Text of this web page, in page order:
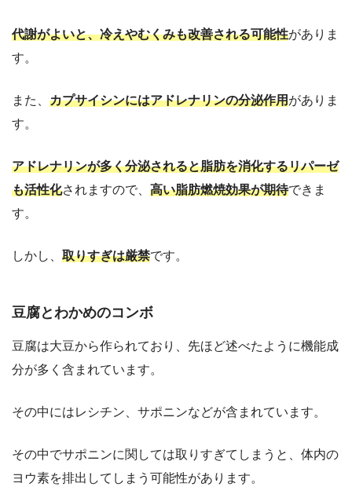
代謝がよいと、冷えやむくみも改善される可能性がありま
す。
また、 カプサイシンにはアドレナリンの分泌作用がありま
す。
アドレナリンが多く分泌されると脂肪を消化するリパーゼ
も活性化されますので、 高い脂肪燃焼効果が期待できま
す。
しかし、 取りすぎは厳禁です。
豆腐とわかめのコンボ
豆腐は大豆から作られており、先ほど述べたように機能成
分が多く含まれています。
その中にはレシチン、サポニンなどが含まれています。
その中でサポニンに関しては取りすぎてしまうと、体内の
ヨウ素を排出してしまう可能性があります。